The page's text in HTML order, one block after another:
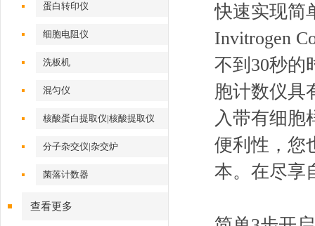
蛋白转印仪
细胞电阻仪
洗板机
混匀仪
核酸蛋白提取仪|核酸提取仪
分子杂交仪|杂交炉
菌落计数器
查看更多
快速实现简
Invitrogen
不到30秒的
胞计数仪具
入带有细胞
便利性，您
本。在尽享